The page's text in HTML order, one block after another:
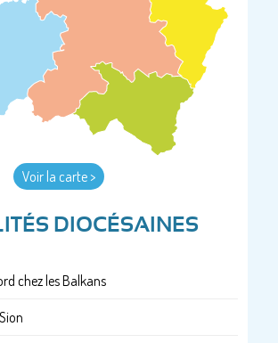
Voir la carte >
DIOCÉSAINES
chez les Balkans